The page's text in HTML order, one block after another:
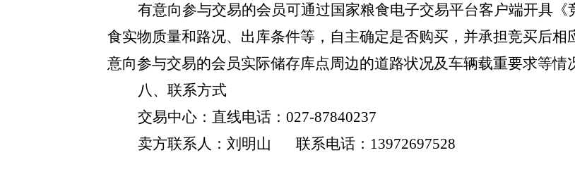
有意向参与交易的会员可通过国家粮食电子交易平台客户端开具
食实物质量和路况、出库条件等，自主确定是否购买，并承担竞买后
意向参与交易的会员实际储存库点周边的道路状况及车辆载重要求等情
八、联系方式
交易中心：直线电话： 027-87840237
卖方联系人：刘明山 联系电话：13972697528